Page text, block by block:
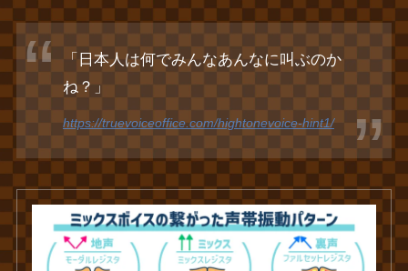
「日本人は何でみんなあんなに叫ぶのか
ね？」
https://truevoiceoffice.com/hightonevoice-hint1/